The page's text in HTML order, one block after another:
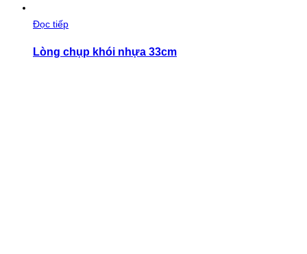
Đọc tiếp
Lòng chụp khói nhựa 33cm